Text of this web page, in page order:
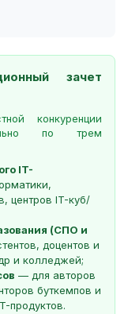
зачет
конкуренции
по трем
IT-
центров IT-куб/
(СПО и
доцентов и
и колледжей;
— для авторов
буткемпов и
продуктов.